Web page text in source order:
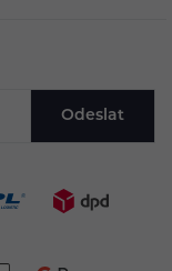
Odeslat